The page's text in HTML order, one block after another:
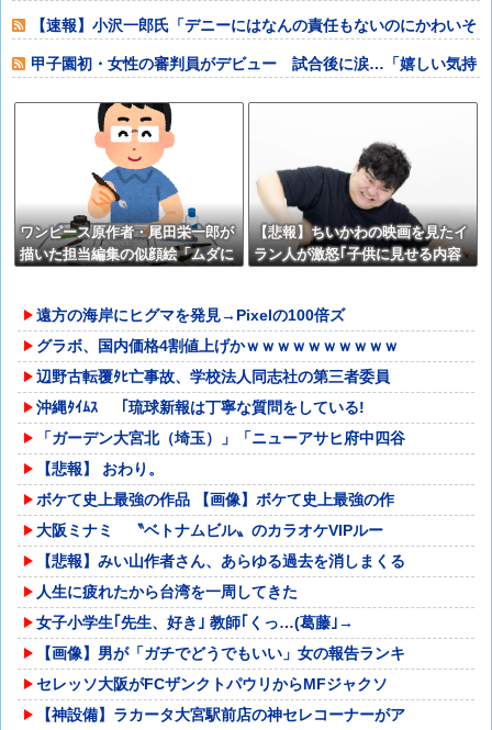
た・・・他
【速報】小沢一郎氏「デニーにはなんの責任もないのにかわいそ
う、不幸なこと
甲子園初・女性の審判員がデビュー 試合後に涙…「嬉しい気持
ワンピース原作者・尾田栄一郎が
描いた担当編集の似顔絵「ムダに
【悲報】ちいかわの映画を見たイ
ラン人が激怒｢子供に見せる内容
遠方の海岸にヒグマを発見→Pixelの100倍ズ
グラボ、国内価格4割値上げかｗｗｗｗｗｗｗｗｗｗ
辺野古転覆ﾀﾋ亡事故、学校法人同志社の第三者委員
沖縄ﾀｲﾑｽ 「琉球新報は丁寧な質問をしている!
「ガーデン大宮北（埼玉）」「ニューアサヒ府中四谷
【悲報】 おわり。
ボケて史上最強の作品 【画像】ボケて史上最強の作
大阪ミナミ 〝ベトナムビル〟のカラオケVIPルー
【悲報】みい山作者さん、あらゆる過去を消しまくる
人生に疲れたから台湾を一周してきた
女子小学生｢先生、好き｣ 教師｢くっ…(葛藤｣→
【画像】男が「ガチでどうでもいい」女の報告ランキ
セレッソ大阪がFCザンクトパウリからMFジャクソ
【神設備】ラカータ大宮駅前店の神セレコーナーがア